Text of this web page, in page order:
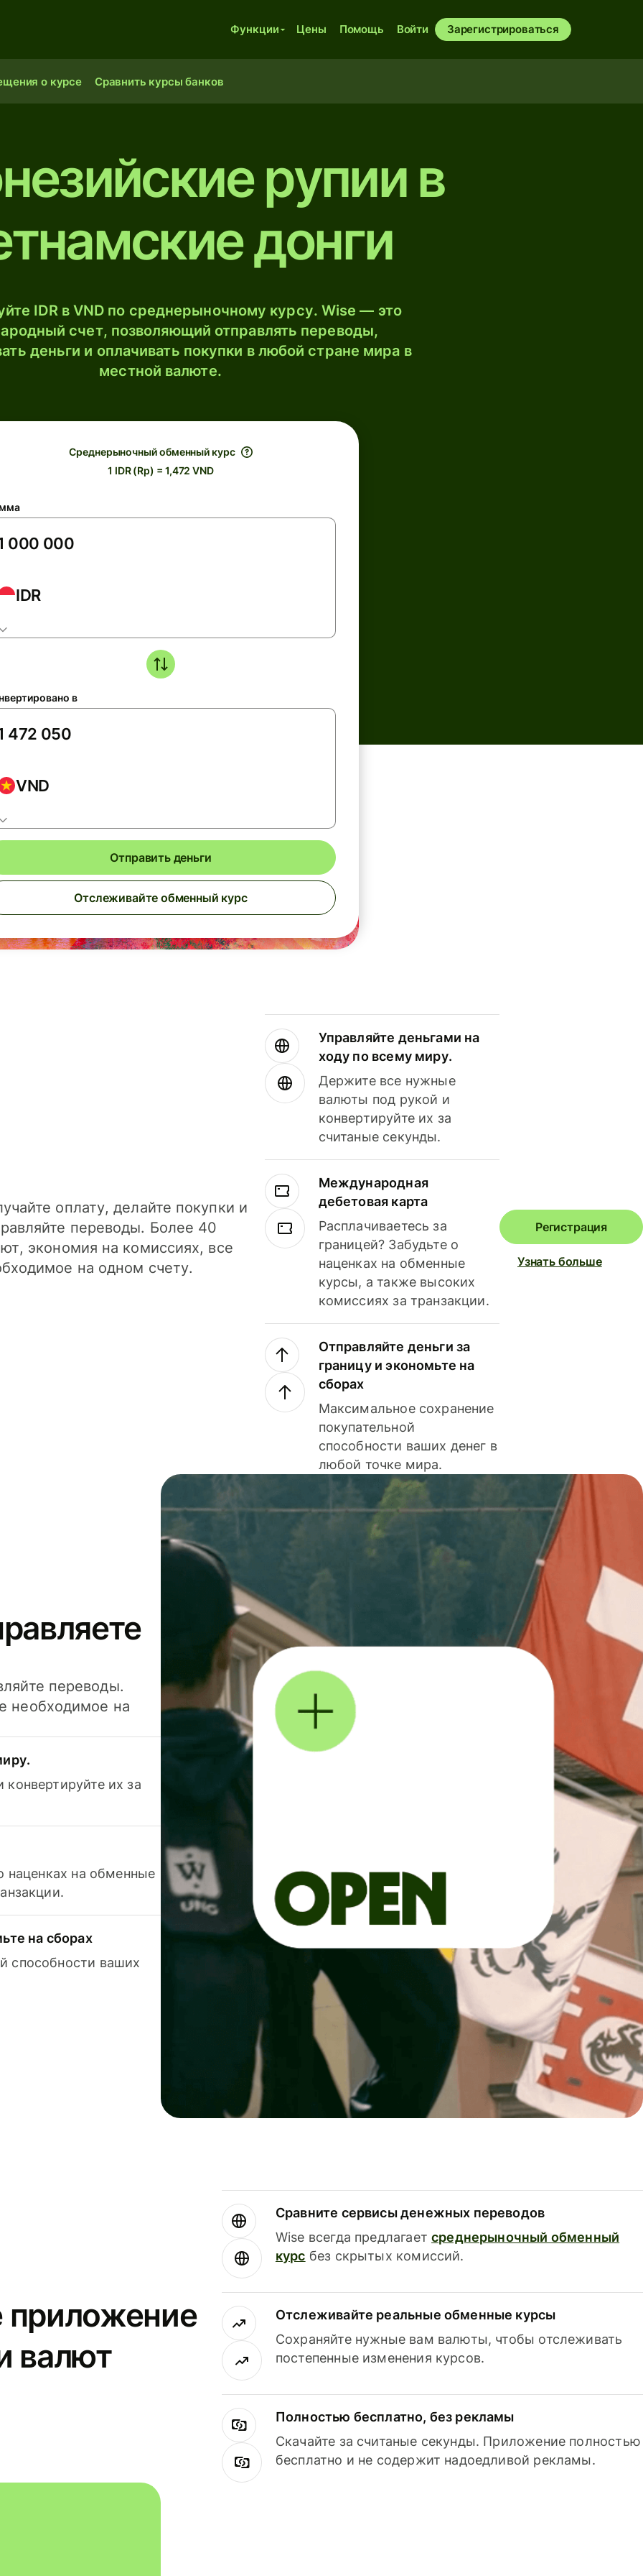
Функции Цены Помощь Войти Зарегистрироваться
о курсе Сравнить курсы банков
рупии в
донги
IDR в VND по среднерыночному курсу. Wise — это
счет, позволяющий отправлять переводы,
деньги и оплачивать покупки в любой стране мира в
местной валюте.
Среднерыночный обменный курс
1 IDR (Rp) = 1,472 VND
IDR
в
VND
Отправить деньги
Отслеживайте обменный курс
оплату, делайте покупки и
переводы. Более 40
экономия на комиссиях, все
на одном счету.
Управляйте деньгами на
ходу по всему миру.
Держите все нужные
валюты под рукой и
конвертируйте их за
считаные секунды.
Международная
дебетовая карта
Расплачиваетесь за
границей? Забудьте о
наценках на обменные
курсы, а также высоких
комиссиях за транзакции.
Отправляйте деньги за
границу и экономьте на
сборах
Максимальное сохранение
покупательной
способности ваших денег в
любой точке мира.
Регистрация
Узнать больше
переводы.
необходимое на
их за
наценках на обменные
на сборах
способности ваших
приложение
валют
Сравните сервисы денежных переводов
Wise всегда предлагаетсреднерыночный обменный
курс без скрытых комиссий.
Отслеживайте реальные обменные курсы
Сохраняйте нужные вам валюты, чтобы отслеживать
постепенные изменения курсов.
Полностью бесплатно, без рекламы
Скачайте за считаные секунды. Приложение полностью
бесплатно и не содержит надоедливой рекламы.